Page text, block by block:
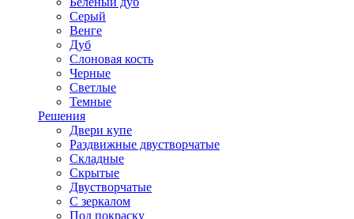
Серый
Венге
Дуб
Слоновая кость
Черные
Светлые
Темные
Решения
Двери купе
Раздвижные двустворчатые
Складные
Скрытые
Двустворчатые
С зеркалом
Под покраску